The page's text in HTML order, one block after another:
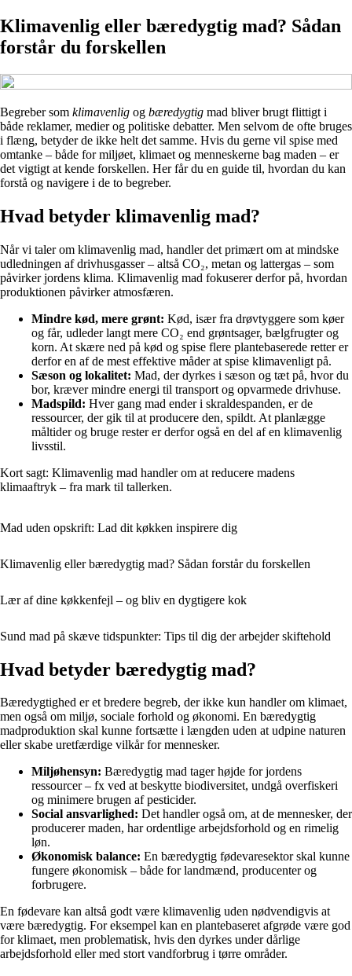
Klimavenlig eller bæredygtig mad? Sådan
forstår du forskellen
Begreber som klimavenlig og bæredygtig mad bliver brugt flittigt i
både reklamer, medier og politiske debatter. Men selvom de ofte bruges
i flæng, betyder de ikke helt det samme. Hvis du gerne vil spise med
omtanke – både for miljøet, klimaet og menneskerne bag maden – er
det vigtigt at kende forskellen. Her får du en guide til, hvordan du kan
forstå og navigere i de to begreber.
Hvad betyder klimavenlig mad?
Når vi taler om klimavenlig mad, handler det primært om at mindske
udledningen af drivhusgasser – altså CO₂, metan og lattergas – som
påvirker jordens klima. Klimavenlig mad fokuserer derfor på, hvordan
produktionen påvirker atmosfæren.
Mindre kød, mere grønt: Kød, især fra drøvtyggere som køer
og får, udleder langt mere CO₂ end grøntsager, bælgfrugter og
korn. At skære ned på kød og spise flere plantebaserede retter er
derfor en af de mest effektive måder at spise klimavenligt på.
Sæson og lokalitet: Mad, der dyrkes i sæson og tæt på, hvor du
bor, kræver mindre energi til transport og opvarmede drivhuse.
Madspild: Hver gang mad ender i skraldespanden, er de
ressourcer, der gik til at producere den, spildt. At planlægge
måltider og bruge rester er derfor også en del af en klimavenlig
livsstil.
Kort sagt: Klimavenlig mad handler om at reducere madens
klimaaftryk – fra mark til tallerken.
Mad uden opskrift: Lad dit køkken inspirere dig
Klimavenlig eller bæredygtig mad? Sådan forstår du forskellen
Lær af dine køkkenfejl – og bliv en dygtigere kok
Sund mad på skæve tidspunkter: Tips til dig der arbejder skiftehold
Hvad betyder bæredygtig mad?
Bæredygtighed er et bredere begreb, der ikke kun handler om klimaet,
men også om miljø, sociale forhold og økonomi. En bæredygtig
madproduktion skal kunne fortsætte i længden uden at udpine naturen
eller skabe uretfærdige vilkår for mennesker.
Miljøhensyn: Bæredygtig mad tager højde for jordens
ressourcer – fx ved at beskytte biodiversitet, undgå overfiskeri
og minimere brugen af pesticider.
Social ansvarlighed: Det handler også om, at de mennesker, der
producerer maden, har ordentlige arbejdsforhold og en rimelig
løn.
Økonomisk balance: En bæredygtig fødevaresektor skal kunne
fungere økonomisk – både for landmænd, producenter og
forbrugere.
En fødevare kan altså godt være klimavenlig uden nødvendigvis at
være bæredygtig. For eksempel kan en plantebaseret afgrøde være god
for klimaet, men problematisk, hvis den dyrkes under dårlige
arbejdsforhold eller med stort vandforbrug i tørre områder.